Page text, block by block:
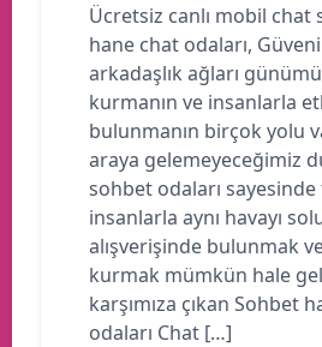
Ücretsiz canlı mobil chat
hane chat odaları,
arkadaşlık ağları
kurmanın ve insanlarla
bulunmanın birçok yolu
araya gelemeyeceğimiz
sohbet odaları sayesinde
insanlarla aynı havayı
alışverişinde bulunmak
kurmak mümkün hale
karşımıza çıkan Sohbet
odaları Chat […]